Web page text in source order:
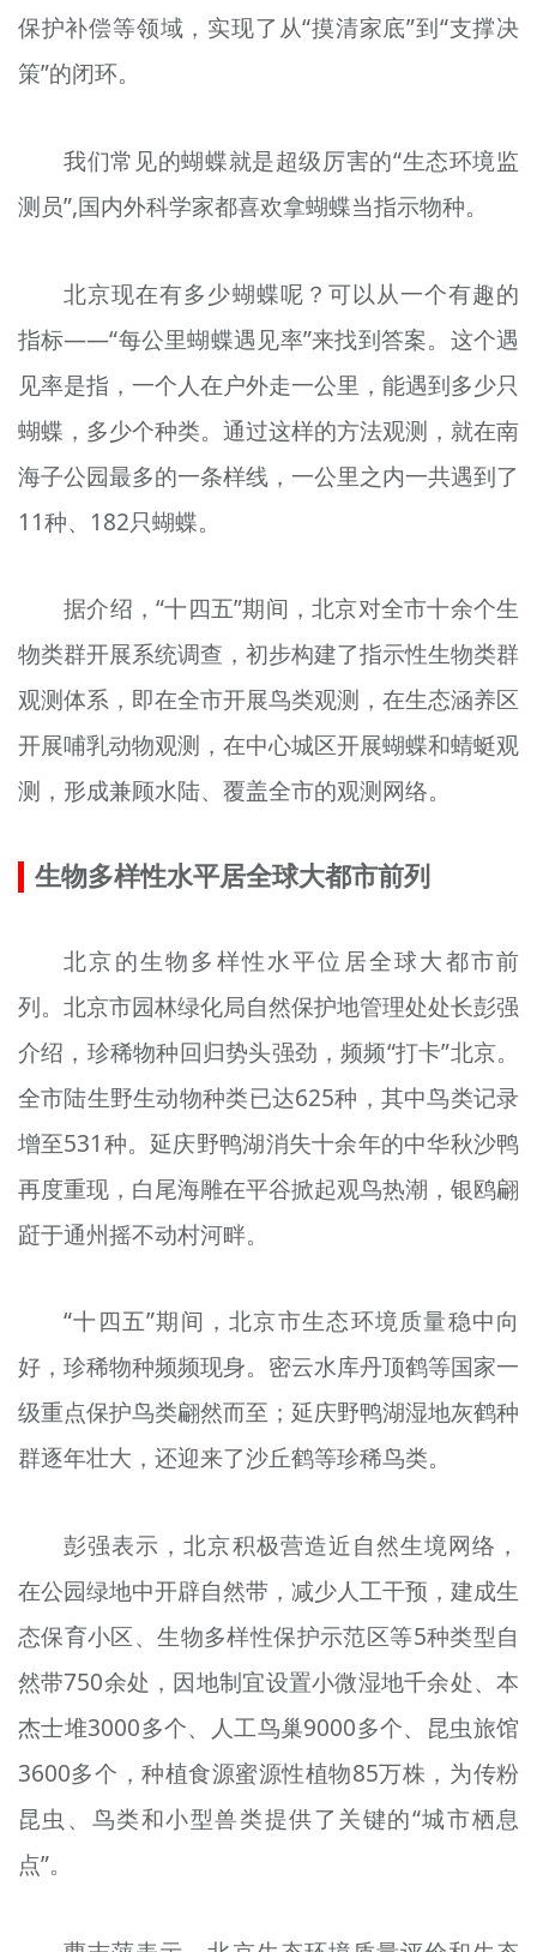
保护补偿等领域，实现了从“摸清家底”到“支撑决
策”的闭环。
我们常见的蝴蝶就是超级厉害的“生态环境监
测员”,国内外科学家都喜欢拿蝴蝶当指示物种。
北京现在有多少蝴蝶呢？可以从一个有趣的
指标——“每公里蝴蝶遇见率”来找到答案。这个遇
见率是指，一个人在户外走一公里，能遇到多少只
蝴蝶，多少个种类。通过这样的方法观测，就在南
海子公园最多的一条样线，一公里之内一共遇到了
11种、182只蝴蝶。
据介绍，“十四五”期间，北京对全市十余个生
物类群开展系统调查，初步构建了指示性生物类群
观测体系，即在全市开展鸟类观测，在生态涵养区
开展哺乳动物观测，在中心城区开展蝴蝶和蜻蜓观
测，形成兼顾水陆、覆盖全市的观测网络。
生物多样性水平居全球大都市前列
北京的生物多样性水平位居全球大都市前
列。北京市园林绿化局自然保护地管理处处长彭强
介绍，珍稀物种回归势头强劲，频频“打卡”北京。
全市陆生野生动物种类已达625种，其中鸟类记录
增至531种。延庆野鸭湖消失十余年的中华秋沙鸭
再度重现，白尾海雕在平谷掀起观鸟热潮，银鸥翩
跹于通州摇不动村河畔。
“十四五”期间，北京市生态环境质量稳中向
好，珍稀物种频频现身。密云水库丹顶鹤等国家一
级重点保护鸟类翩然而至；延庆野鸭湖湿地灰鹤种
群逐年壮大，还迎来了沙丘鹤等珍稀鸟类。
彭强表示，北京积极营造近自然生境网络，
在公园绿地中开辟自然带，减少人工干预，建成生
态保育小区、生物多样性保护示范区等5种类型自
然带750余处，因地制宜设置小微湿地千余处、本
杰士堆3000多个、人工鸟巢9000多个、昆虫旅馆
3600多个，种植食源蜜源性植物85万株，为传粉
昆虫、鸟类和小型兽类提供了关键的“城市栖息
点”。